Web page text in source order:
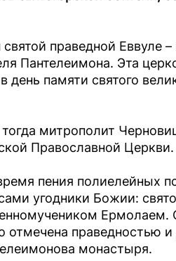
праведной Еввуле
Пантелеимона. Эта
день памяти святого
митрополит
Православной Церкви.
пения полиелейных
угодники Божии:
Ермолаем.
праведностью и
монастыря.